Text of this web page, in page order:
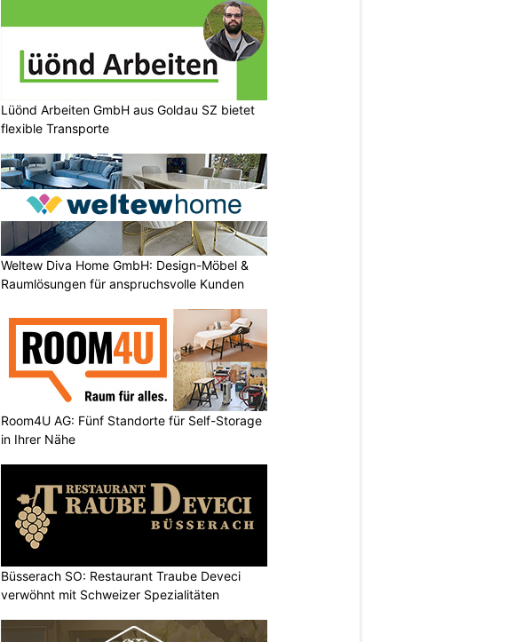
Lüönd Arbeiten GmbH aus Goldau SZ bietet
flexible Transporte
Weltew Diva Home GmbH: Design-Möbel &
Raumlösungen für anspruchsvolle Kunden
Room4U AG: Fünf Standorte für Self-Storage
in Ihrer Nähe
Büsserach SO: Restaurant Traube Deveci
verwöhnt mit Schweizer Spezialitäten